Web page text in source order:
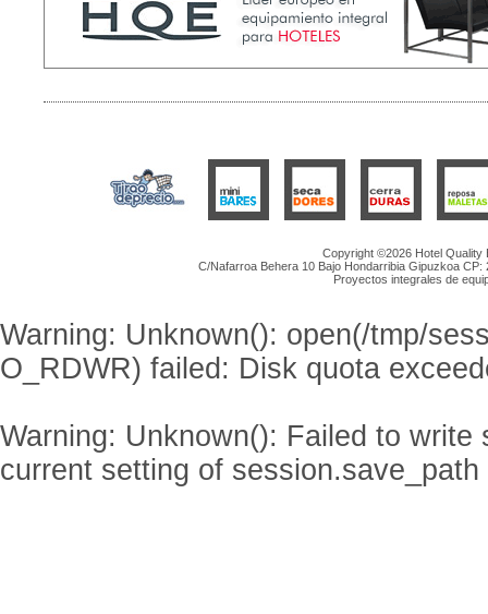
Copyright ©2026 Hotel Quality
C/Nafarroa Behera 10 Bajo Hondarribia Gipuzkoa
Proyectos integrales de
Warning: Unknown(): open(/tmp/
O_RDWR) failed: Disk quota
Warning: Unknown(): Failed to
current setting of